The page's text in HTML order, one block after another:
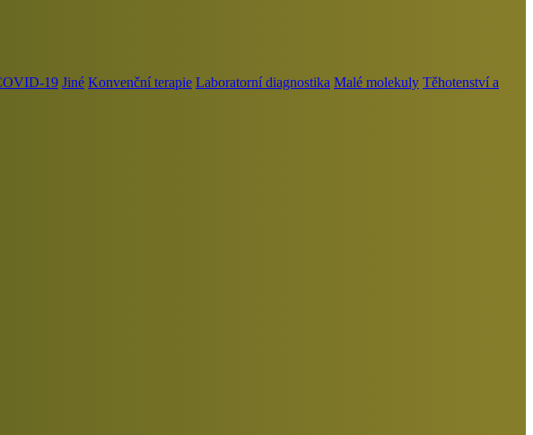
19 Jiné Konvenční terapie Laboratorní diagnostika Malé molekuly Těhotenství a